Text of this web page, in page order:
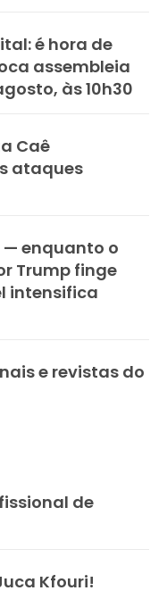
é hora de
assembleia
às 10h30
Caê
ataques
— enquanto o
Trump finge
intensifica
e revistas do
de
Kfouri!